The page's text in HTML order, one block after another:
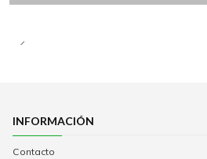
INFORMACIÓN
Contacto